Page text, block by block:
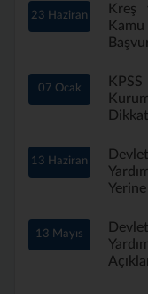
23 Haziran
Kreş
07 Ocak
13 Haziran
13 Mayıs